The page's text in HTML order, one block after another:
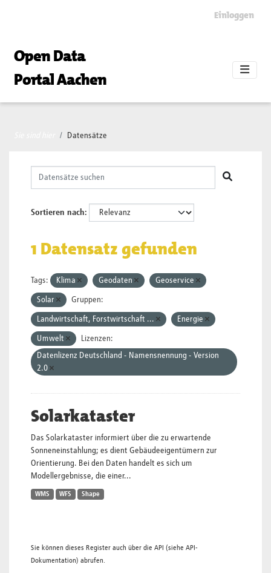
Einloggen
Open Data
Portal Aachen
Datensätze
Sortieren nach
1 Datensatz gefunden
Tags: Klima Geodaten Geoservice
Solar Gruppen:
Landwirtschaft, Forstwirtschaft ... Energie
Umwelt
Lizenzen:
Datenlizenz Deutschland - Namensnennung - Version
2.0
Solarkataster
Das Solarkataster informiert über die zu erwartende
Sonneneinstahlung; es dient Gebäudeeigentümern zur
Orientierung. Bei den Daten handelt es sich um
Modellergebnisse, die einer...
WMS WFS Shape
Sie können dieses Register auch über die API (siehe API-
Dokumentation) abrufen.